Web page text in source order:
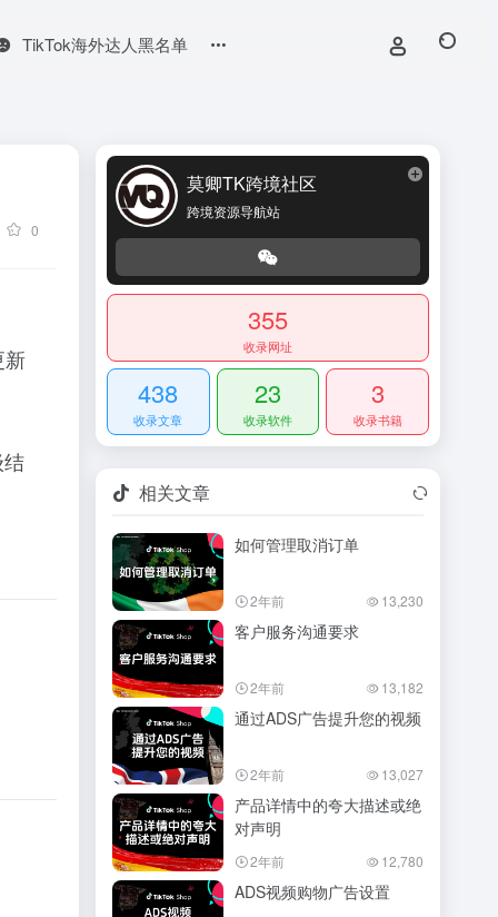
TikTok海外达人黑名单
0
新
莫卿TK跨境社区
跨境资源导航站
355
收录网址
438
收录文章
23
收录软件
3
收录书籍
相关文章
如何管理取消订单
2年前 13,230
客户服务沟通要求
2年前 13,182
通过ADS广告提升您的视频
2年前 13,027
产品详情中的夸大描述或绝
对声明
2年前 12,780
ADS视频购物广告设置